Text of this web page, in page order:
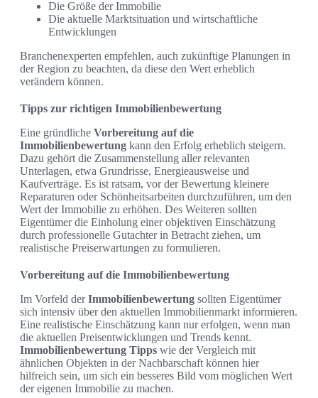
Die Größe der Immobilie
Die aktuelle Marktsituation und wirtschaftliche
Entwicklungen
Branchenexperten empfehlen, auch zukünftige Planungen in
der Region zu beachten, da diese den Wert erheblich
verändern können.
Tipps zur richtigen Immobilienbewertung
Eine gründliche Vorbereitung auf die
Immobilienbewertung kann den Erfolg erheblich steigern.
Dazu gehört die Zusammenstellung aller relevanten
Unterlagen, etwa Grundrisse, Energieausweise und
Kaufverträge. Es ist ratsam, vor der Bewertung kleinere
Reparaturen oder Schönheitsarbeiten durchzuführen, um den
Wert der Immobilie zu erhöhen. Des Weiteren sollten
Eigentümer die Einholung einer objektiven Einschätzung
durch professionelle Gutachter in Betracht ziehen, um
realistische Preiserwartungen zu formulieren.
Vorbereitung auf die Immobilienbewertung
Im Vorfeld derImmobilienbewertung sollten Eigentümer
sich intensiv über den aktuellen Immobilienmarkt informieren.
Eine realistische Einschätzung kann nur erfolgen, wenn man
die aktuellen Preisentwicklungen und Trends kennt.
Immobilienbewertung Tipps wie der Vergleich mit
ähnlichen Objekten in der Nachbarschaft können hier
hilfreich sein, um sich ein besseres Bild vom möglichen Wert
der eigenen Immobilie zu machen.